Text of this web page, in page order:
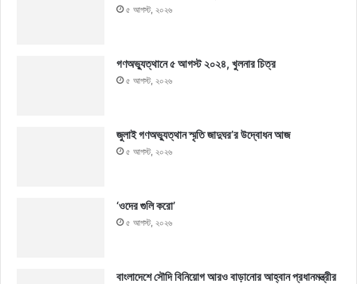
৫ আগস্ট, ২০২৬
গণঅভ্যুত্থানে ৫ আগস্ট ২০২৪, খুলনার চিত্র
৫ আগস্ট, ২০২৬
জুলাই গণঅভ্যুত্থান স্মৃতি জাদুঘর’র উদ্বোধন আজ
৫ আগস্ট, ২০২৬
‘ওদের গুলি করো’
৫ আগস্ট, ২০২৬
বাংলাদেশে সৌদি বিনিয়োগ আরও বাড়ানোর আহ্বান প্রধানমন্ত্রীর